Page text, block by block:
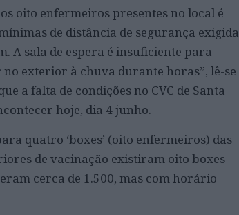
oito enfermeiros presentes no local é
de distância de segurança exigida
A sala de espera é insuficiente para
exterior à chuva durante horas”, lê-se
a falta de condições no CVC de Santa
hoje, dia 4 junho.
quatro ‘boxes’ (oito enfermeiros) das
de vacinação existiram oito boxes
cerca de 1.500, mas com horário